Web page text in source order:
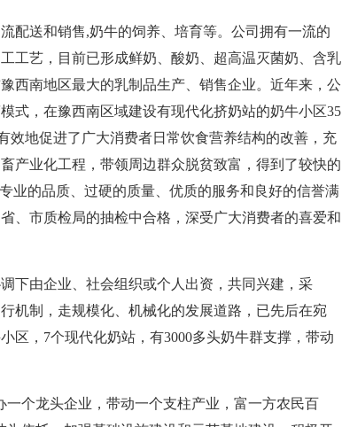
配送和销售,奶牛的饲养、培育等。公司拥有一流的
工艺，目前已形成鲜奶、酸奶、超高温灭菌奶、含乳
西南地区最大的乳制品生产、销售企业。近年来，公
式，在豫西南区域建设有现代化挤奶站的奶牛小区35
效地促进了广大消费者日常饮食营养结构的改善，充
产业化工程，带领周边群众脱贫致富，得到了较快的
业的品质、过硬的质量、优质的服务和良好的信誉满
、市质检局的抽检中合格，深受广大消费者的喜爱和
下由企业、社会组织或个人出资，共同兴建，采
机制，走规模化、机械化的发展道路，已先后在宛
区，7个现代化奶站，有3000多头奶牛群支撑，带动
个龙头企业，带动一个支柱产业，富一方农民百